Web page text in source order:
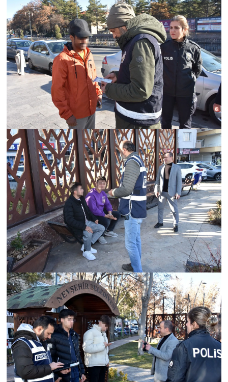
Politika
Magazin
Çevre
Haberde İnsan